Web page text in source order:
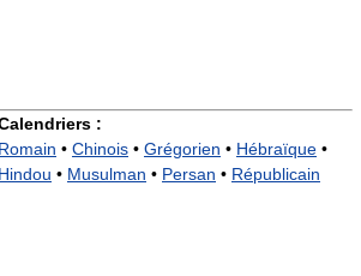
:
Romain • Chinois • Grégorien • Hébraïque •
Hindou • Musulman • Persan • Républicain